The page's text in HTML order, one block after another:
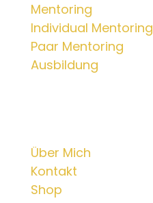
Mentoring
Individual Mentoring
Paar Mentoring
Ausbildung
Über Mich
Kontakt
Shop